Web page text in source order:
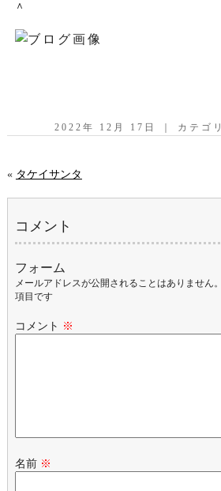
＾
2022年 12月 17日 ｜ カテゴ
« タケイサンタ
コメント
フォーム
メールアドレスが公開されることはありません。
項目です
コメント ※
名前 ※